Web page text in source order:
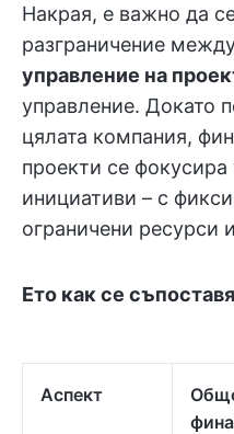
Накрая, е важно да
разграничение
управление на
управление. Докато
цялата компания,
проекти се
инициативи – с
ограничени ресурси
Ето как се
Аспект